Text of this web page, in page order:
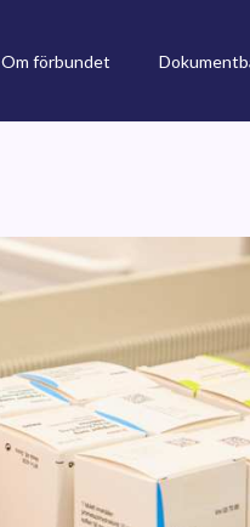
Om förbundet